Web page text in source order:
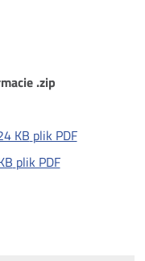
.zip
KB plik PDF
plik PDF